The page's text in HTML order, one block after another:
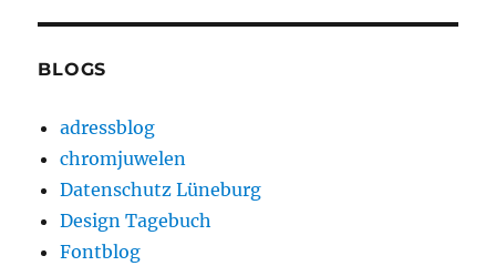
BLOGS
adressblog
chromjuwelen
Datenschutz Lüneburg
Design Tagebuch
Fontblog